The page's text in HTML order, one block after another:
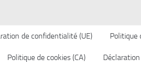
de confidentialité (UE) Politique
Politique de cookies (CA)